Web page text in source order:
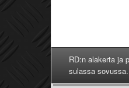
RD:n alakerta ja
sulassa sovussa.